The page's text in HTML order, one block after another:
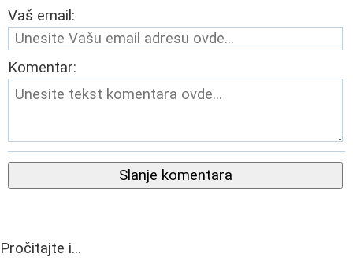
Vaš email:
Komentar:
Slanje komentara
Pročitajte i...